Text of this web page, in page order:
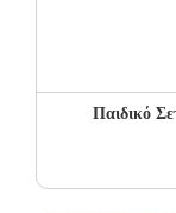
Παιδικό